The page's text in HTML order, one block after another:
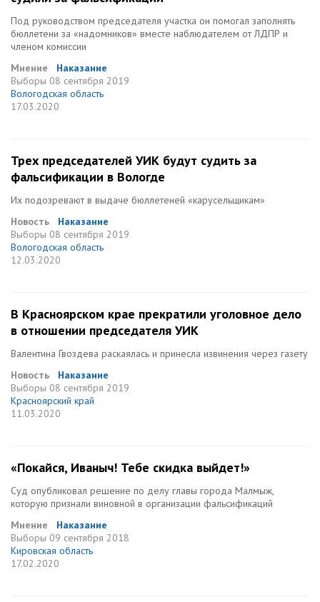
Под руководством председателя участка он помогал заполнять
бюллетени за «надомников» вместе наблюдателем от ЛДПР и
членом комиссии
Мнение
Наказание
Выборы 08 сентября 2019
Вологодская область
17.03.2020
Трех председателей УИК будут судить за
фальсификации в Вологде
Их подозревают в выдаче бюллетеней «карусельщикам»
Новость
Наказание
Выборы 08 сентября 2019
Вологодская область
12.03.2020
В Красноярском крае прекратили уголовное дело
в отношении председателя УИК
Валентина Гвоздева раскаялась и принесла извинения через газету
Новость
Наказание
Выборы 08 сентября 2019
Красноярский край
11.03.2020
«Покайся, Иваныч! Тебе скидка выйдет!»
Суд опубликовал решение по делу главы города Малмыж,
которую признали виновной в организации фальсификаций
Мнение
Наказание
Выборы 09 сентября 2018
Кировская область
17.02.2020